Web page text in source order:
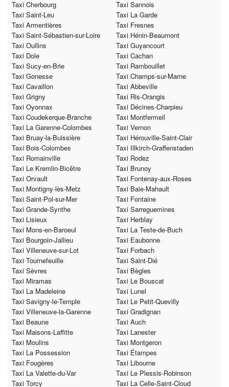
Taxi Cherbourg
Taxi Sannois
Taxi Saint-Leu
Taxi La Garde
Taxi Armentières
Taxi Fresnes
Taxi Saint-Sébastien-sur-Loire
Taxi Hénin-Beaumont
Taxi Oullins
Taxi Guyancourt
Taxi Dole
Taxi Cachan
Taxi Sucy-en-Brie
Taxi Rambouillet
Taxi Gonesse
Taxi Champs-sur-Marne
Taxi Cavaillon
Taxi Abbeville
Taxi Grigny
Taxi Ris-Orangis
Taxi Oyonnax
Taxi Décines-Charpieu
Taxi Coudekerque-Branche
Taxi Montfermeil
Taxi La Garenne-Colombes
Taxi Vernon
Taxi Bruay-la-Buissière
Taxi Hérouville-Saint-Clair
Taxi Bois-Colombes
Taxi Illkirch-Graffenstaden
Taxi Romainville
Taxi Rodez
Taxi Le Kremlin-Bicêtre
Taxi Brunoy
Taxi Orvault
Taxi Fontenay-aux-Roses
Taxi Montigny-lès-Metz
Taxi Baie-Mahault
Taxi Saint-Pol-sur-Mer
Taxi Fontaine
Taxi Grande-Synthe
Taxi Sarreguemines
Taxi Lisieux
Taxi Herblay
Taxi Mons-en-Baroeul
Taxi La Teste-de-Buch
Taxi Bourgoin-Jallieu
Taxi Eaubonne
Taxi Villeneuve-sur-Lot
Taxi Forbach
Taxi Tournefeuille
Taxi Saint-Dié
Taxi Sèvres
Taxi Bègles
Taxi Miramas
Taxi Le Bouscat
Taxi La Madeleine
Taxi Lunel
Taxi Savigny-le-Temple
Taxi Le Petit-Quevilly
Taxi Villeneuve-la-Garenne
Taxi Gradignan
Taxi Beaune
Taxi Auch
Taxi Maisons-Laffitte
Taxi Lanester
Taxi Moulins
Taxi Montgeron
Taxi La Possession
Taxi Étampes
Taxi Fougères
Taxi Libourne
Taxi La Valette-du-Var
Taxi Le Plessis-Robinson
Taxi Torcy
Taxi La Celle-Saint-Cloud